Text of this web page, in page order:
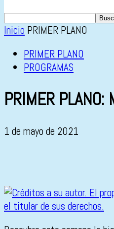
Inicio PRIMER PLANO
PRIMER PLANO
PROGRAMAS
PRIMER
1 de mayo de 2021